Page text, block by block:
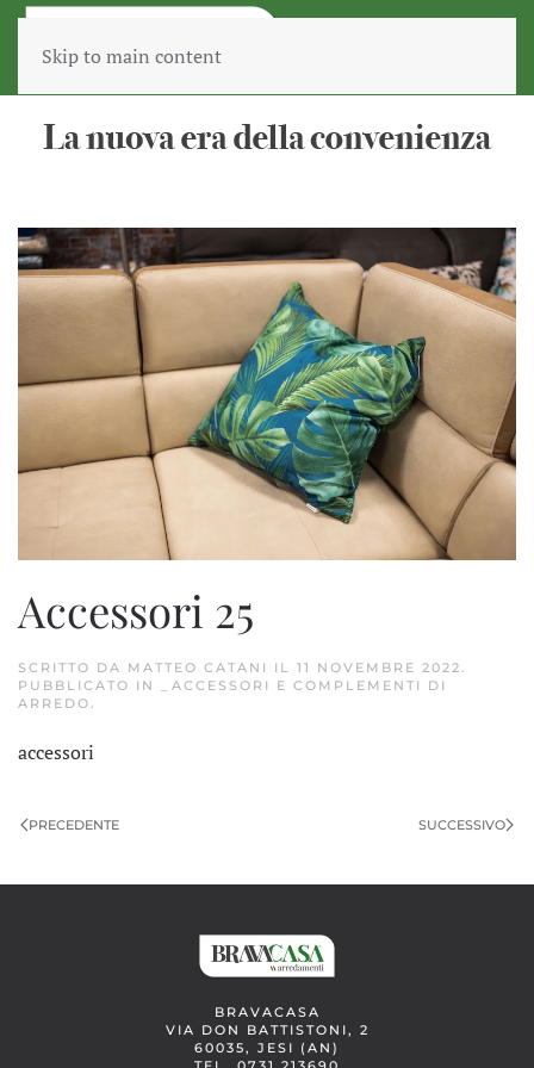
Skip to main content
Accessori 25
SCRITTO DA MATTEO CATANI IL 11 NOVEMBRE 2022
PUBBLICATO IN
_ACCESSORI E COMPLEMENTI DI
ARREDO
accessori
PRECEDENTE SUCCESSIVO
BRAVACASA
VIA DON BATTISTONI, 2
60035, JESI (AN)